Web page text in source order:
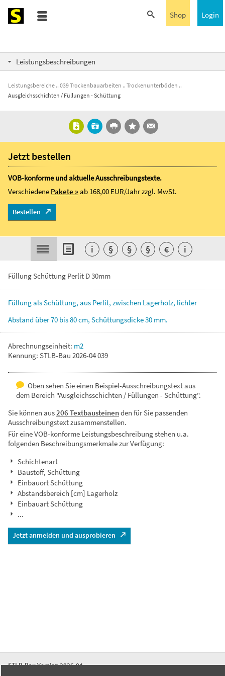
Login
Shop
Leistungsbeschreibungen
Leistungsbereiche 039 Trockenbauarbeiten
Trockenunterböden
Ausgleichsschichten / Füllungen - Schüttung
Füllung Schüttung Perlit D 30mm
FüllungalsSchüttung, aus Perlit, zwischen Lagerholz, lichter
Abstand über70 bis80cm, Schüttungsdicke30 mm.
Abrechnungseinheit: m2
Kennung: STLB-Bau 2026-04 039
Oben sehen Sie einen Beispiel-Ausschreibungstext aus
dem Bereich "Ausgleichsschichten / Füllungen - Schüttung".
Sie können aus206 Textbausteinenden für Sie passenden
Ausschreibungstext zusammenstellen.
Für eine VOB-konforme Leistungsbeschreibung stehen u.a.
folgenden Beschreibungsmerkmale zur Verfügung:
Schichtenart
Baustoff, Schüttung
Einbauort Schüttung
Abstandsbereich [cm] Lagerholz
Einbauart Schüttung
...
Jetzt anmelden und ausprobieren
Jetzt bestellen
VOB-konforme und aktuelle Ausschreibungstexte.
Verschiedene Pakete »ab 168,00 EUR/Jahrzzgl. MwSt.
Bestellen
i § § § € i
STLB-Bau Version 2026-04